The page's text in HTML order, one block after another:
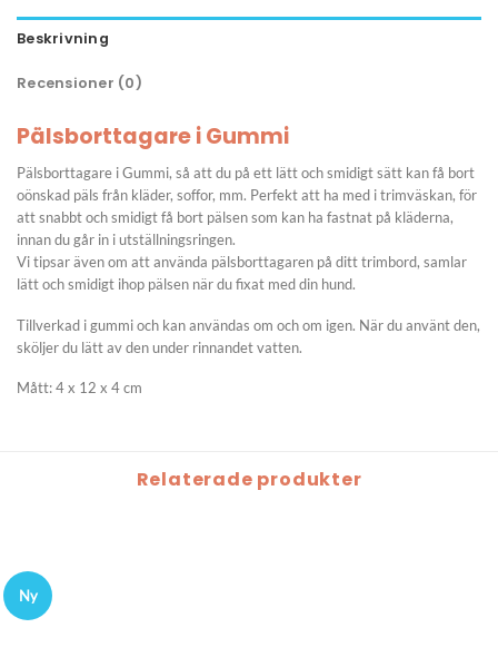
Beskrivning
Recensioner (0)
Pälsborttagare i Gummi
Pälsborttagare i Gummi, så att du på ett lätt och smidigt sätt kan få bort
oönskad päls från kläder, soffor, mm. Perfekt att ha med i trimväskan, för
att snabbt och smidigt få bort pälsen som kan ha fastnat på kläderna,
innan du går in i utställningsringen.
Vi tipsar även om att använda pälsborttagaren på ditt trimbord, samlar
lätt och smidigt ihop pälsen när du fixat med din hund.
Tillverkad i gummi och kan användas om och om igen. När du använt den,
sköljer du lätt av den under rinnandet vatten.
Mått: 4 x 12 x 4 cm
Relaterade produkter
Ny